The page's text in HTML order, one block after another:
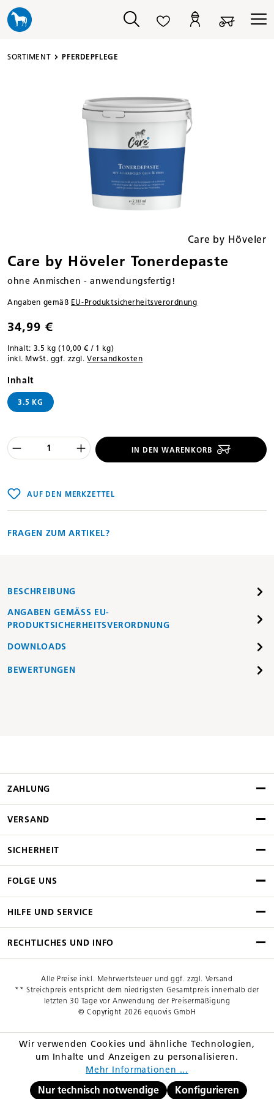
springen
SORTIMENT PFERDEPFLEGE
Care by Höveler
Care by Höveler Tonerdepaste
ohne Anmischen - anwendungsfertig!
Angaben gemäß EU‑Produktsicherheitsverordnung
34,99 €
Inhalt: 3.5 kg(10,00 € / 1 kg)
inkl. MwSt. ggf. zzgl. Versandkosten
Inhaltauswählen
3.5 KG
Produkt Anzahl des Produktes
IN DEN WARENKORB
AUF DEN MERKZETTEL
FRAGEN ZUM ARTIKEL?
BESCHREIBUNG
ANGABEN GEMÄSS EU-P
RODUKTSICHERHEITSVERORDNUNG
DOWNLOADS
BEWERTUNGEN
ZAHLUNG
VERSAND
SICHERHEIT
FOLGE UNS
HILFE UND SERVICE
RECHTLICHES UND INFO
Alle Preise inkl. Mehrwertsteuer und ggf. zzgl. Versand
** Streichpreis entspricht dem niedrigsten Gesamtpreis innerhalb der
letzten 30 Tage vor Anwendung der Preisermäßigung
© Copyright 2026 equovis GmbH
Wir verwenden Cookies und ähnliche Technologien,
um Inhalte und Anzeigen zu personalisieren.
Mehr Informationen ...
Nur technisch notwendige Konfigurieren